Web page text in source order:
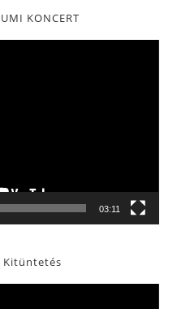
KONCERT
03:11
Kitüntetés